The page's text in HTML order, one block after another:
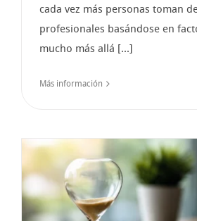
cada vez más personas toman
profesionales basándose en
mucho más allá [...]
Más información